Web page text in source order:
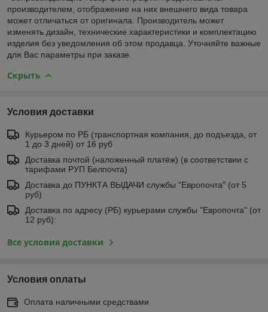
производителем, отображение на них внешнего вида товара
может отличаться от оригинала. Производитель может
изменять дизайн, технические характеристики и комплектацию
изделия без уведомления об этом продавца. Уточняйте важные
для Вас параметры при заказе.
Скрыть
Условия доставки
Курьером по РБ (транспортная компания, до подъезда, от
1 до 3 дней) от 16 руб
Доставка почтой (наложенный платёж) (в соответствии с
тарифами РУП Белпочта)
Доставка до ПУНКТА ВЫДАЧИ службы "Европочта" (от 5
руб)
Доставка по адресу (РБ) курьерами службы "Европочта" (от
12 руб):
Все условия доставки
Условия оплаты
Оплата наличными средствами